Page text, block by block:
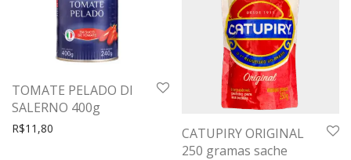
TOMATE PELADO DI
SALERNO 400g
R$11,80
CATUPIRY ORIGINAL
250 gramas sache